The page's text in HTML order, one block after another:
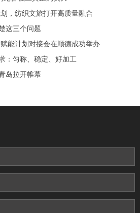
，纺织文旅打开高质量融合
这三个问题
能计划对接会在顺德成功举办
：匀称、稳定、好加工
岛拉开帷幕